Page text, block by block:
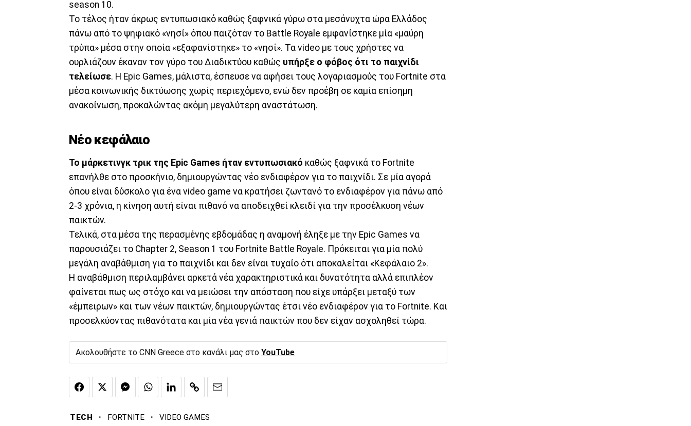
season 10.
Το τέλος ήταν άκρως εντυπωσιακό καθώς ξαφνικά γύρω στα μεσάνυχτα ώρα Ελλάδος
πάνω από το ψηφιακό «νησί» όπου παιζόταν το Battle Royale εμφανίστηκε μία «μαύρη
τρύπα» μέσα στην οποία «εξαφανίστηκε» το «νησί». Τα video με τους χρήστες να
ουρλιάζουν έκαναν τον γύρο του Διαδικτύου καθώς υπήρξε ο φόβος ότι το παιχνίδι
τελείωσε. Η Epic Games, μάλιστα, έσπευσε να αφήσει τους λογαριασμούς του Fortnite στα
μέσα κοινωνικής δικτύωσης χωρίς περιεχόμενο, ενώ δεν προέβη σε καμία επίσημη
ανακοίνωση, προκαλώντας ακόμη μεγαλύτερη αναστάτωση.
Νέο κεφάλαιο
Το μάρκετινγκ τρικ της Epic Games ήταν εντυπωσιακό καθώς ξαφνικά το Fortnite
επανήλθε στο προσκήνιο, δημιουργώντας νέο ενδιαφέρον για το παιχνίδι. Σε μία αγορά
όπου είναι δύσκολο για ένα video game να κρατήσει ζωντανό το ενδιαφέρον για πάνω από
2-3 χρόνια, η κίνηση αυτή είναι πιθανό να αποδειχθεί κλειδί για την προσέλκυση νέων
παικτών.
Τελικά, στα μέσα της περασμένης εβδομάδας η αναμονή έληξε με την Epic Games να
παρουσιάζει το Chapter 2, Season 1 του Fortnite Battle Royale. Πρόκειται για μία πολύ
μεγάλη αναβάθμιση για το παιχνίδι και δεν είναι τυχαίο ότι αποκαλείται «Κεφάλαιο 2».
Η αναβάθμιση περιλαμβάνει αρκετά νέα χαρακτηριστικά και δυνατότητα αλλά επιπλέον
φαίνεται πως ως στόχο και να μειώσει την απόσταση που είχε υπάρξει μεταξύ των
«έμπειρων» και των νέων παικτών, δημιουργώντας έτσι νέο ενδιαφέρον για το Fortnite. Και
προσελκύοντας πιθανότατα και μία νέα γενιά παικτών που δεν είχαν ασχοληθεί τώρα.
Ακολουθήστε το CNN Greece στο κανάλι μας στο YouTube
TECH · FORTNITE · VIDEO GAMES